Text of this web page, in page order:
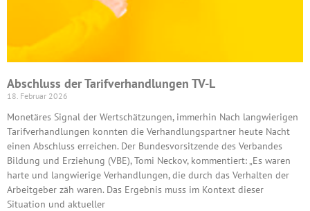
Abschluss der Tarifverhandlungen TV-L
18. Februar 2026
Monetäres Signal der Wertschätzungen, immerhin Nach langwierigen
Tarifverhandlungen konnten die Verhandlungspartner heute Nacht
einen Abschluss erreichen. Der Bundesvorsitzende des Verbandes
Bildung und Erziehung (VBE), Tomi Neckov, kommentiert: „Es waren
harte und langwierige Verhandlungen, die durch das Verhalten der
Arbeitgeber zäh waren. Das Ergebnis muss im Kontext dieser
Situation und aktueller